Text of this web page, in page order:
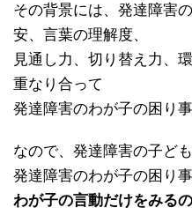
その背景には、発達障害
安、言葉の理解度、
見通し力、切り替え力、
重なり合って
発達障害のわが子の困り
なので、発達障害の子ど
発達障害のわが子の困り
わが子の言動だけをみるの